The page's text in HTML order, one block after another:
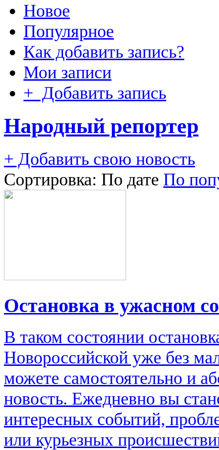
Новое
Популярное
Как добавить запись?
Мои записи
+ Добавить запись
Народный репортер
+ Добавить свою новость
Сортировка: По дате По
Остановка в ужасном
В таком состоянии
Новороссийской уже без
можете самостоятельно и
новость. Ежедневно вы
интересных событий,
или курьезных